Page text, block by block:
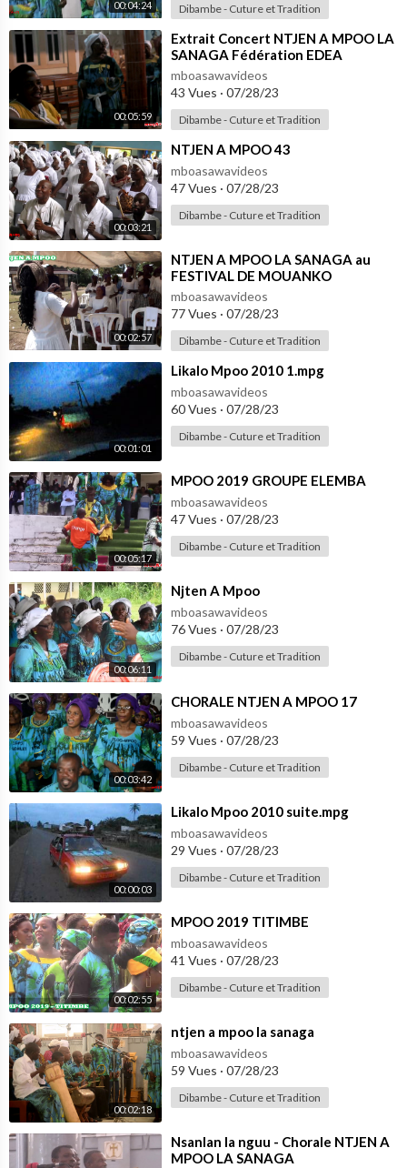
00:04:24 Dibambe - Cuture et Tradition
00:05:59
⁣Extrait Concert NTJEN A MPOO LA
SANAGA Fédération EDEA
mboasawavideos
43 Vues · 07/28/23
Dibambe - Cuture et Tradition
00:03:21
⁣NTJEN A MPOO 43
mboasawavideos
47 Vues · 07/28/23
Dibambe - Cuture et Tradition
00:02:57
⁣NTJEN A MPOO LA SANAGA au
FESTIVAL DE MOUANKO
mboasawavideos
77 Vues · 07/28/23
Dibambe - Cuture et Tradition
00:01:01
⁣Likalo Mpoo 2010 1.mpg
mboasawavideos
60 Vues · 07/28/23
Dibambe - Cuture et Tradition
00:05:17
⁣MPOO 2019 GROUPE ELEMBA
mboasawavideos
47 Vues · 07/28/23
Dibambe - Cuture et Tradition
00:06:11
⁣Njten A Mpoo
mboasawavideos
76 Vues · 07/28/23
Dibambe - Cuture et Tradition
00:03:42
⁣CHORALE NTJEN A MPOO 17
mboasawavideos
59 Vues · 07/28/23
Dibambe - Cuture et Tradition
00:00:03
⁣Likalo Mpoo 2010 suite.mpg
mboasawavideos
29 Vues · 07/28/23
Dibambe - Cuture et Tradition
00:02:55
⁣MPOO 2019 TITIMBE
mboasawavideos
41 Vues · 07/28/23
Dibambe - Cuture et Tradition
00:02:18
⁣ntjen a mpoo la sanaga
mboasawavideos
59 Vues · 07/28/23
Dibambe - Cuture et Tradition
⁣Nsanlan la nguu - Chorale NTJEN A
MPOO LA SANAGA